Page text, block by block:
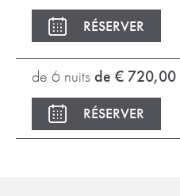
RÉSERVER
de 6 nuitsde € 720,00
RÉSERVER